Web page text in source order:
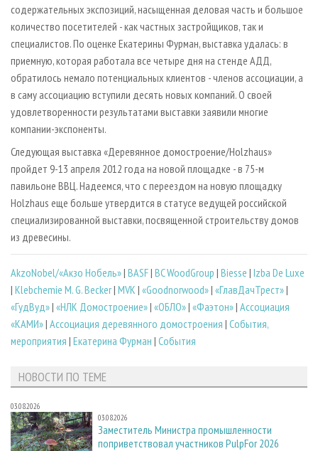
содержательных экспозиций, насыщенная деловая часть и большое
количество посетителей - как частных застройщиков, так и
специалистов. По оценке Екатерины Фурман, выставка удалась: в
приемную, которая работала все четыре дня на стенде АДД,
обратилось немало потенциальных клиентов - членов ассоциации, а
в саму ассоциацию вступили десять новых компаний. О своей
удовлетворенности результатами выставки заявили многие
компании­-экспоненты.
Следующая выставка «Деревянное домостроение/Holzhaus»
пройдет 9-13 апреля 2012 года на новой площадке - в 75­-м
павильоне ВВЦ. Надеемся, что с переездом на новую площадку
Holzhaus еще больше утвердится в статусе ведущей российской
специализированной выставки, посвященной строительству домов
из древесины.
AkzoNobel/«Акзо Нобель»| BASF| BC WoodGroup | Biesse | Izba De Luxe
| Klebchemie M. G. Becker| MVK | «Goodnorwood»| «ГлавДачТрест»|
«ГудВуд»| «НЛК Домостроение»| «ОБЛО»| «Фаэтон»| Ассоциация
«КАМИ»| Ассоциация деревянного домостроения | События,
мероприятия | Екатерина Фурман | События
НОВОСТИ ПО ТЕМЕ
03.08.2026
03.08.2026
Заместитель Министра промышленности
поприветствовал участников PulpFor 2026